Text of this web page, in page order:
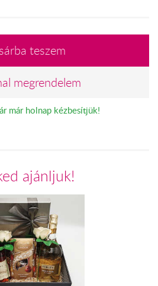
teszem
megrendelem
már holnap kézbesítjük!
ajánljuk!